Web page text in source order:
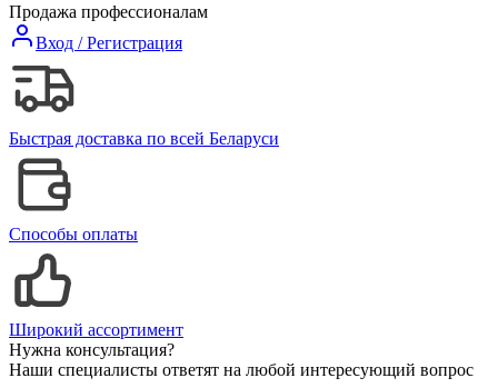
Продажа профессионалам
Вход / Регистрация
Быстрая доставка по всей Беларуси
Способы оплаты
Широкий ассортимент
Нужна консультация?
Наши специалисты ответят на любой интересующий вопрос